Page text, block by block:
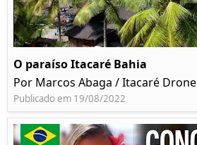
O paraíso Itacaré Bahia
Por Marcos Abaga / Itacaré Drone
Publicado em 19/08/2022